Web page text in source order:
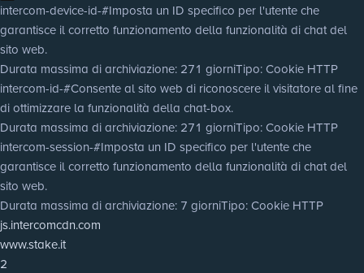
intercom-device-id-#Imposta un ID specifico per l'utente che
garantisce il corretto funzionamento della funzionalità di chat del
sito web.
Durata massima di archiviazione: 271 giorniTipo: Cookie HTTP
intercom-id-#Consente al sito web di riconoscere il visitatore al fine
di ottimizzare la funzionalità della chat-box.
Durata massima di archiviazione: 271 giorniTipo: Cookie HTTP
intercom-session-#Imposta un ID specifico per l'utente che
garantisce il corretto funzionamento della funzionalità di chat del
sito web.
Durata massima di archiviazione: 7 giorniTipo: Cookie HTTP
js.intercomcdn.com
www.stake.it
2